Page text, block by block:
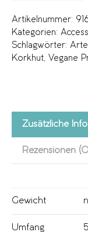
Artikelnummer:
Kategorien:
Schlagwörter:
Korkhut, Vegane
Zusätzliche
Rezensionen
Gewicht
Umfang